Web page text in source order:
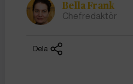
Bella Frank
Chefredaktör
Dela